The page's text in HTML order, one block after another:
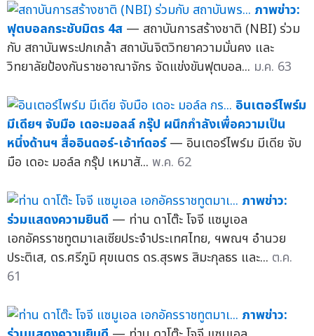
ภาพข่าว:
ฟุตบอลกระชับมิตร 4ส — สถาบันการสร้างชาติ (NBI) ร่วม
กับ สถาบันพระปกเกล้า สถาบันจิตวิทยาความมั่นคง และ
วิทยาลัยป้องกันราชอาณาจักร จัดแข่งขันฟุตบอล... ม.ค. 63
อินเตอร์ไพร์ม
มีเดียฯ จับมือ เดอะมอลล์ กรุ๊ป ผนึกกำลังเพื่อความเป็น
หนึ่งด้านฯ สื่ออินดอร์-เอ้าท์ดอร์ — อินเตอร์ไพร์ม มีเดีย จับ
มือ เดอะ มอล์ล กรุ๊ป เหมาสั... พ.ค. 62
ภาพข่าว:
ร่วมแสดงความยินดี — ท่าน ดาโต๊ะ โจจี แซมูเอล
เอกอัครราชทูตมาเลเซียประจำประเทศไทย, ฯพณฯ อำนวย
ประติเส, ดร.ศรีภูมิ ศุขเนตร ดร.สุรพร สิมะกุลธร และ... ต.ค.
61
ภาพข่าว: